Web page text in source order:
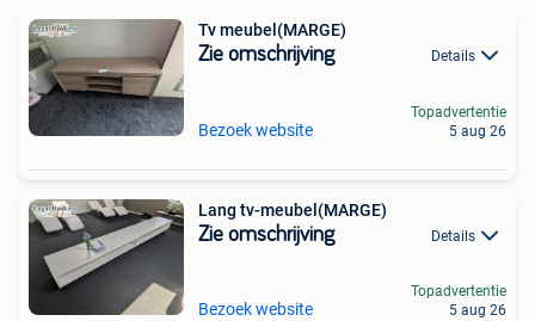
Tv meubel(MARGE)
Zie omschrijving Details
Bezoek website
Topadvertentie
5 aug 26
Lang tv-meubel(MARGE)
Zie omschrijving Details
Bezoek website
Topadvertentie
5 aug 26